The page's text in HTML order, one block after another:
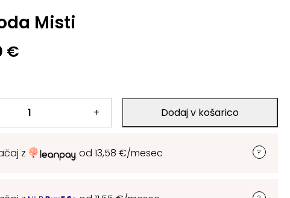
Misti
€
+ Dodaj v košarico
z od 13,58 €/mesec